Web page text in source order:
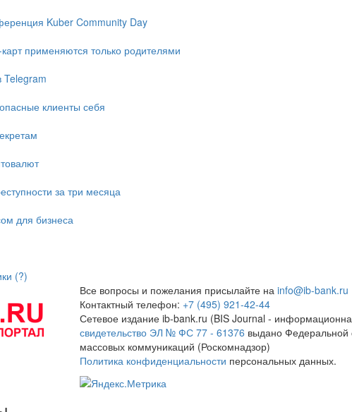
Kuber Community Day
применяются только родителями
Telegram
клиенты себя
за три месяца
для бизнеса
(?)
Все вопросы и пожелания присылайте на info@ib-bank.ru
Контактный телефон: +7 (495) 921-42-44
Сетевое издание ib-bank.ru (BIS Journal -
свидетельство ЭЛ № ФС 77 - 61376 выдано Федеральной
массовых коммуникаций (Роскомнадзор)
Политика конфиденциальности персональных данных.